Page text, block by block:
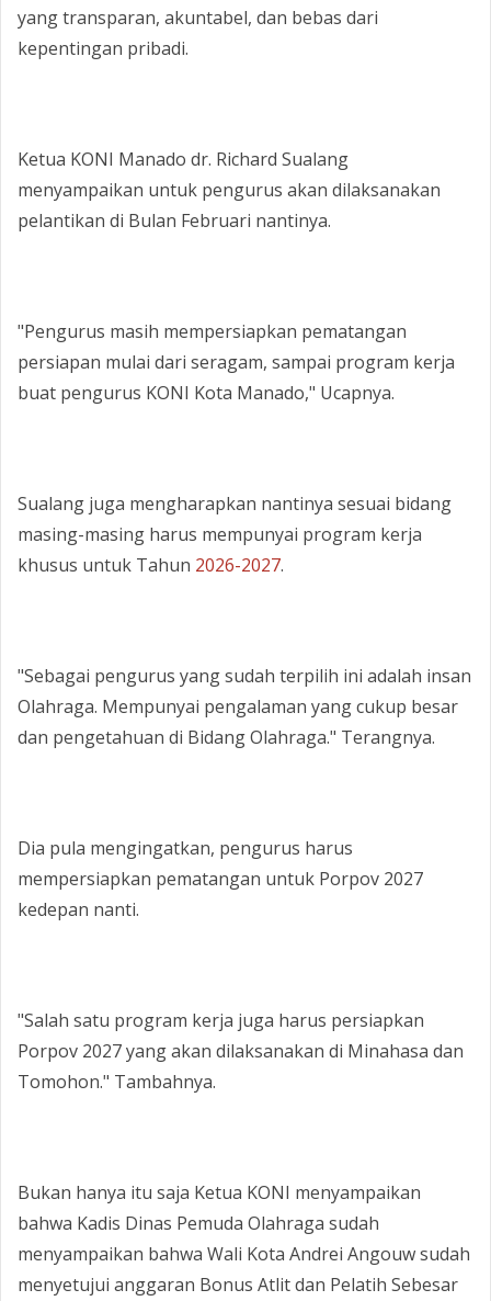
yang transparan, akuntabel, dan bebas dari
kepentingan pribadi.
‎Ketua KONI Manado dr. Richard Sualang
menyampaikan untuk pengurus akan dilaksanakan
pelantikan di Bulan Februari nantinya.
‎"Pengurus masih mempersiapkan pematangan
persiapan mulai dari seragam, sampai program kerja
buat pengurus KONI Kota Manado," Ucapnya.
‎Sualang juga mengharapkan nantinya sesuai bidang
masing-masing harus mempunyai program kerja
khusus untuk Tahun 2026-2027.
‎"Sebagai pengurus yang sudah terpilih ini adalah insan
Olahraga. Mempunyai pengalaman yang cukup besar
dan pengetahuan di Bidang Olahraga." Terangnya.
‎Dia pula mengingatkan, pengurus harus
mempersiapkan pematangan untuk Porpov 2027
kedepan nanti.
‎"Salah satu program kerja juga harus persiapkan
Porpov 2027 yang akan dilaksanakan di Minahasa dan
Tomohon." Tambahnya.
‎Bukan hanya itu saja Ketua KONI menyampaikan
bahwa Kadis Dinas Pemuda Olahraga sudah
menyampaikan bahwa Wali Kota Andrei Angouw sudah
menyetujui anggaran Bonus Atlit dan Pelatih Sebesar